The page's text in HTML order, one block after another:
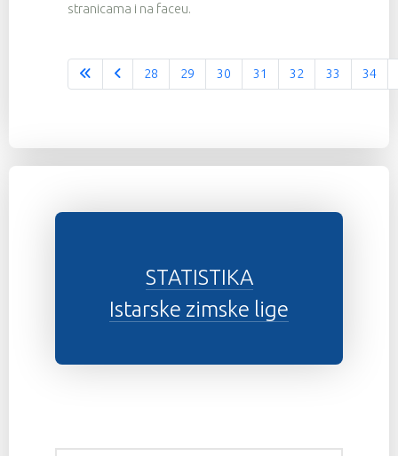
stranicama i na faceu.
Stranica 37 od 37
28 29 30 31 32 33 34
STATISTIKA
Istarske zimske lige